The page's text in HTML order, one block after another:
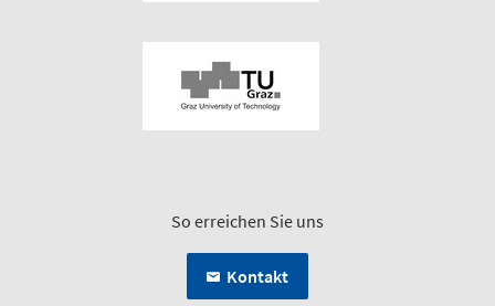
So erreichen Sie uns
Kontakt